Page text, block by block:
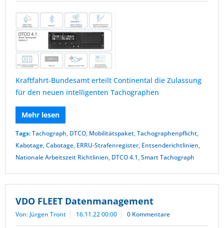
Kraftfahrt-Bundesamt erteilt Continental die Zulassung
für den neuen intelligenten Tachographen
Mehr lesen
Tags:Tachograph, DTCO, Mobilitätspaket,Tachographenpflicht,
Kabotage,Cabotage, ERRU-Strafenregister, Entsenderichtlinien,
Nationale Arbeitszeit Richtlinien, DTCO 4.1,Smart Tachograph
VDO FLEET Datenmanagement
Von: Jürgen Tront 16.11.22 00:00 0 Kommentare